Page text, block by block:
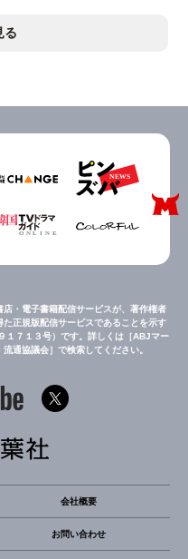
る
店・電子書籍配信サービスが、著作権者
正規版配信サービスであることを示す
１７１３号）です。詳しくは［ABJマー
通協議会］で検索してください。
会社概要
お問い合わせ